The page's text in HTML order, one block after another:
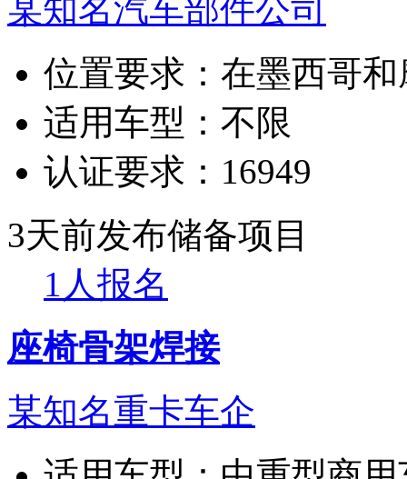
某知名汽车部件公司
位置要求： 在墨西哥
适用车型： 不限
认证要求： 16949
3天前发布储备项目
1人报名
座椅骨架焊接
某知名重卡车企